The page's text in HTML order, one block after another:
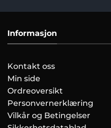
Informasjon
Kontakt oss
Min side
Ordreoversikt
Personvernerklæring
Vilkår og Betingelser